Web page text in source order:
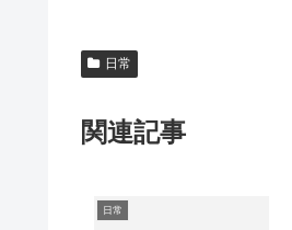
日常
関連記事
日常